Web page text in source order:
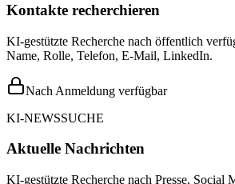
Kontakte recherchieren
KI-gestützte Recherche nach öffentlich
Name, Rolle, Telefon, E-Mail, LinkedIn.
Nach Anmeldung verfügbar
KI-NEWSSUCHE
Aktuelle Nachrichten
KI-gestützte Recherche nach Presse, Social